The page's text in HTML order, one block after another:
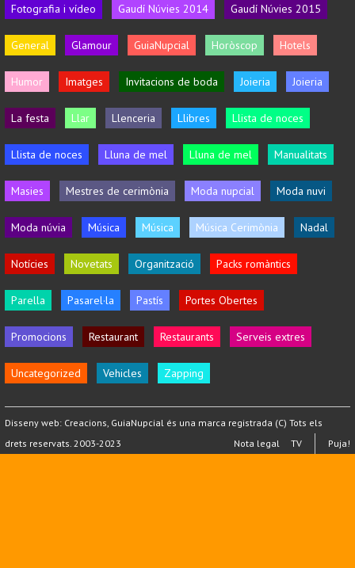
Fotografia i vídeo Gaudí Núvies 2014 Gaudí Núvies 2015
General Glamour GuiaNupcial Horòscop Hotels
Humor Imatges Invitacions de boda Joieria Joieria
La festa Llar Llenceria Llibres Llista de noces
Llista de noces Lluna de mel Lluna de mel Manualitats
Masies Mestres de cerimònia Moda nupcial Moda nuvi
Moda núvia Música Música Música Cerimònia Nadal
Notícies Novetats Organització Packs romàntics
Parella Pasarel·la Pastís Portes Obertes
Promocions Restaurant Restaurants Serveis extres
Uncategorized Vehicles Zapping
Disseny web: Creacions , GuiaNupcial és una marca registrada (C) Tots els
drets reservats. 2003-2023
Puja!
Nota legal TV